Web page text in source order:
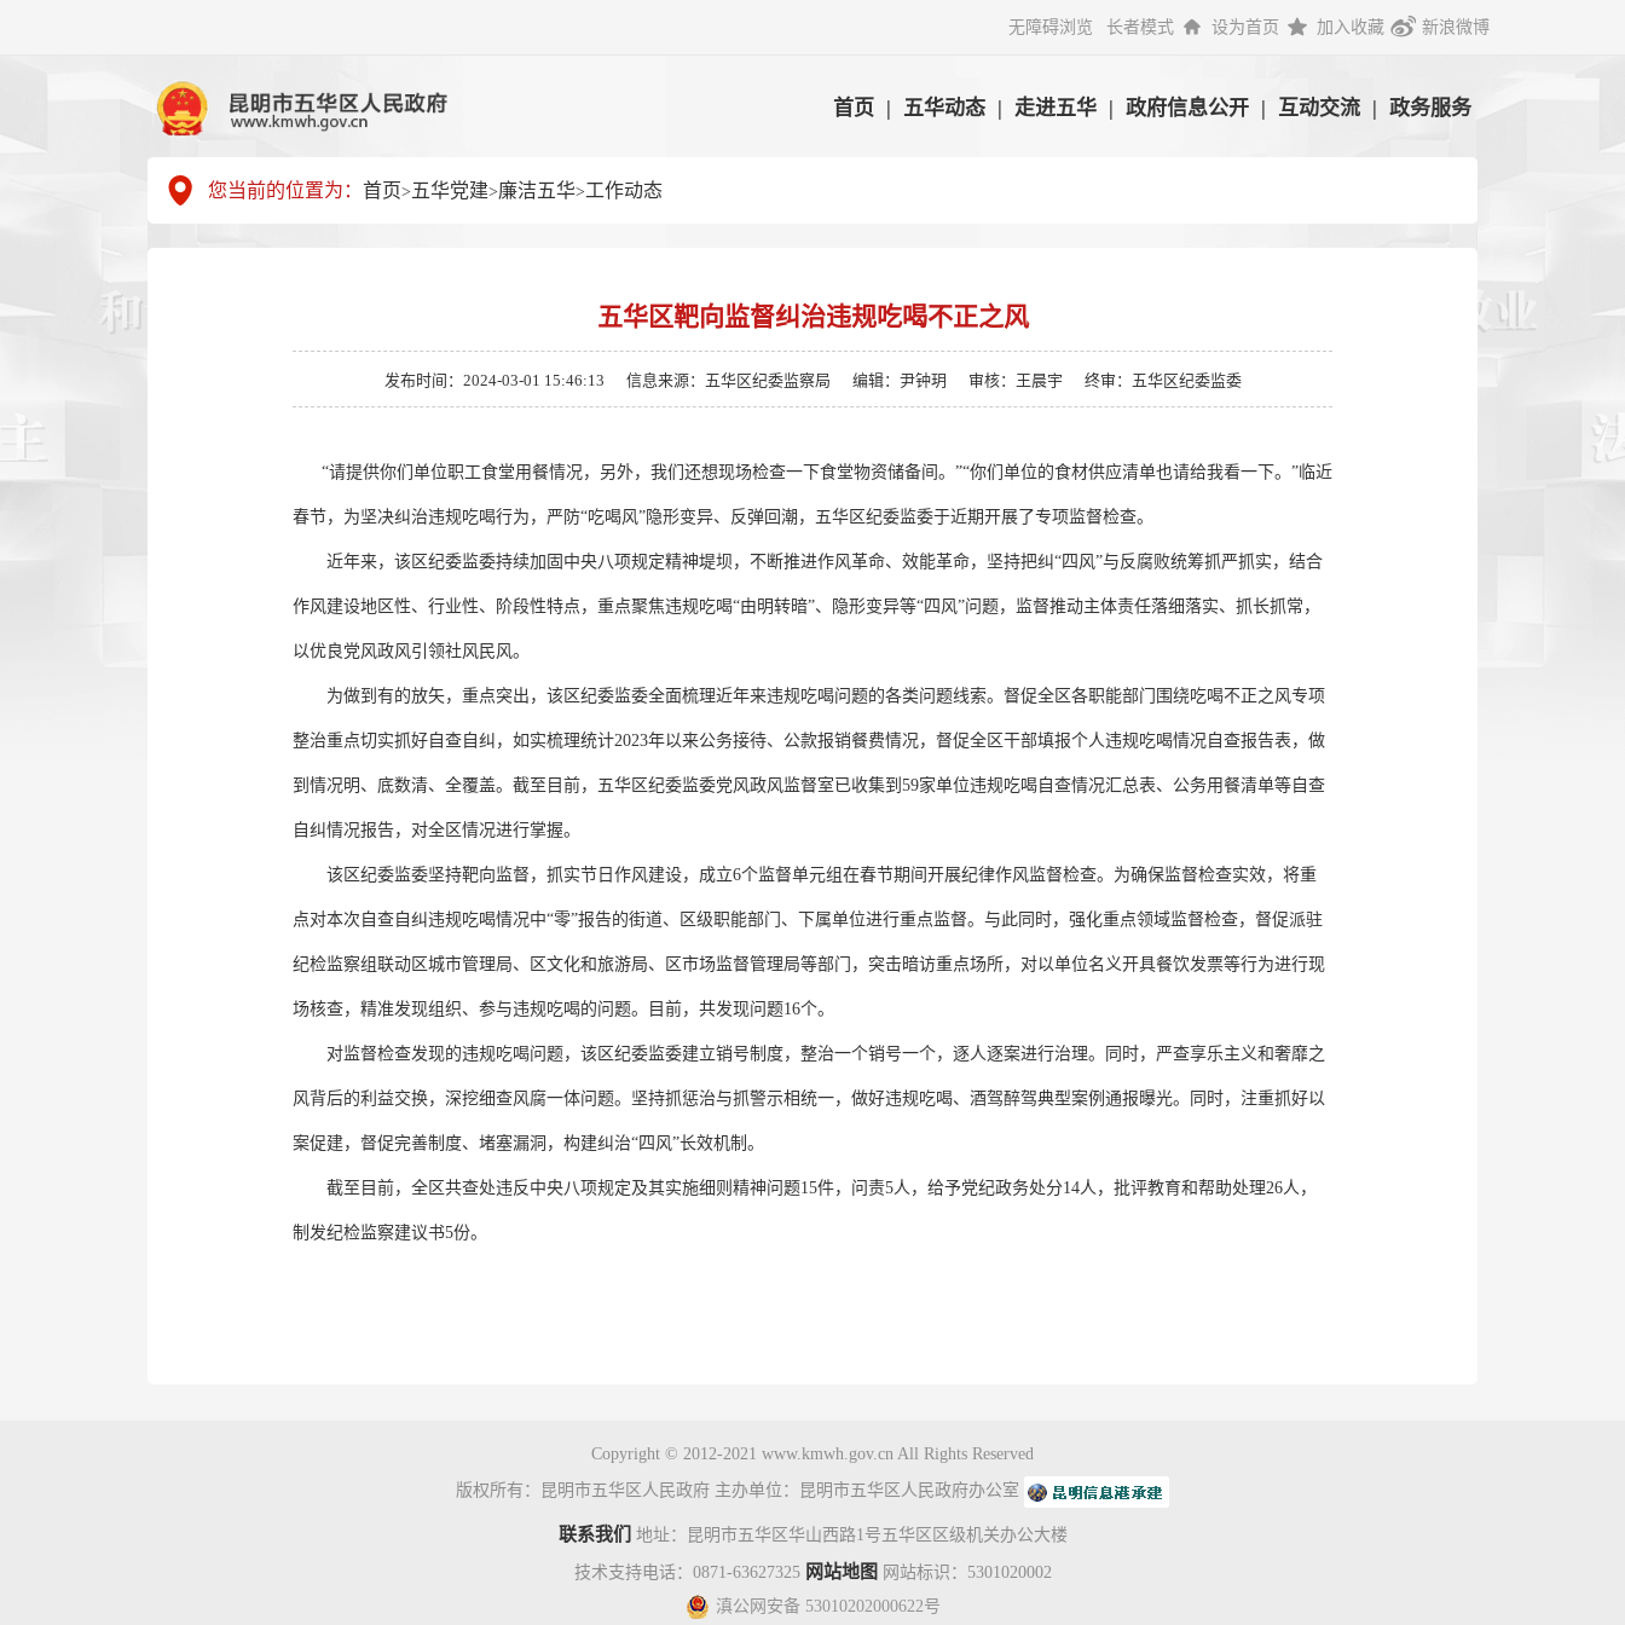
无障碍浏览 长者模式 设为首页 加入收藏 新浪微博
首页 | 五华动态 | 走进五华 | 政府信息公开 | 互动交流 | 政务服务
您当前的位置为： 首页> 五华党建>廉洁五华>工作动态
五华区靶向监督纠治违规吃喝不正之风
发布时间：2024-03-01 15:46:13 信息来源：五华区纪委监察局 编辑：尹钟玥 审核：王晨宇 终审：五华区纪委监委
“请提供你们单位职工食堂用餐情况，另外，我们还想现场检查一下食堂物资储备间。”“你们单位的食材供应清单也请给我看一下。”临近
春节，为坚决纠治违规吃喝行为，严防“吃喝风”隐形变异、反弹回潮，五华区纪委监委于近期开展了专项监督检查。
近年来，该区纪委监委持续加固中央八项规定精神堤坝，不断推进作风革命、效能革命，坚持把纠“四风”与反腐败统筹抓严抓实，结合
作风建设地区性、行业性、阶段性特点，重点聚焦违规吃喝“由明转暗”、隐形变异等“四风”问题，监督推动主体责任落细落实、抓长抓常，
以优良党风政风引领社风民风。
为做到有的放矢，重点突出，该区纪委监委全面梳理近年来违规吃喝问题的各类问题线索。督促全区各职能部门围绕吃喝不正之风专项
整治重点切实抓好自查自纠，如实梳理统计2023年以来公务接待、公款报销餐费情况，督促全区干部填报个人违规吃喝情况自查报告表，做
到情况明、底数清、全覆盖。截至目前，五华区纪委监委党风政风监督室已收集到59家单位违规吃喝自查情况汇总表、公务用餐清单等自查
自纠情况报告，对全区情况进行掌握。
该区纪委监委坚持靶向监督，抓实节日作风建设，成立6个监督单元组在春节期间开展纪律作风监督检查。为确保监督检查实效，将重
点对本次自查自纠违规吃喝情况中“零”报告的街道、区级职能部门、下属单位进行重点监督。与此同时，强化重点领域监督检查，督促派驻
纪检监察组联动区城市管理局、区文化和旅游局、区市场监督管理局等部门，突击暗访重点场所，对以单位名义开具餐饮发票等行为进行现
场核查，精准发现组织、参与违规吃喝的问题。目前，共发现问题16个。
对监督检查发现的违规吃喝问题，该区纪委监委建立销号制度，整治一个销号一个，逐人逐案进行治理。同时，严查享乐主义和奢靡之
风背后的利益交换，深挖细查风腐一体问题。坚持抓惩治与抓警示相统一，做好违规吃喝、酒驾醉驾典型案例通报曝光。同时，注重抓好以
案促建，督促完善制度、堵塞漏洞，构建纠治“四风”长效机制。
截至目前，全区共查处违反中央八项规定及其实施细则精神问题15件，问责5人，给予党纪政务处分14人，批评教育和帮助处理26人，
制发纪检监察建议书5份。
Copyright © 2012-2021 www.kmwh.gov.cn All Rights Reserved
版权所有：昆明市五华区人民政府 主办单位：昆明市五华区人民政府办公室
联系我们 地址：昆明市五华区华山西路1号五华区区级机关办公大楼
技术支持电话：0871-63627325 网站地图 网站标识：5301020002
滇公网安备 53010202000622号